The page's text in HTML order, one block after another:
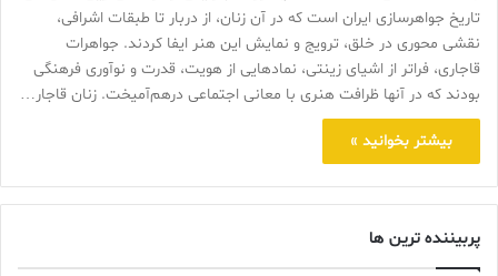
تاریخ جواهرسازی ایران است که در آن زنان، از دربار تا طبقات اشرافی،
نقشی محوری در خلق، ترویج و نمایش این هنر ایفا کردند. جواهرات
قاجاری، فراتر از اشیای زینتی، نمادهایی از هویت، قدرت و نوآوری فرهنگی
بودند که در آنها ظرافت هنری با معانی اجتماعی درهم‌آمیخت. زنان قاجار…
بیشتر بخوانید »
پربیننده ترین ها